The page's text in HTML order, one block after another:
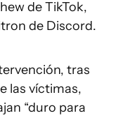
de TikTok,
de Discord.
tras
las víctimas,
“duro para